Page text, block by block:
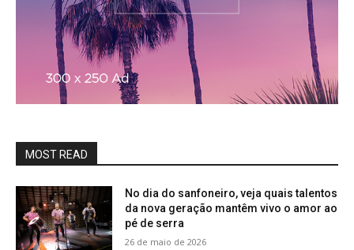
MOST READ
No dia do sanfoneiro, veja quais talentos
da nova geração mantêm vivo o amor ao
pé de serra
26 de maio de 2026